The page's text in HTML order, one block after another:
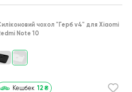
чохол "Герб v4" для Xiaomi
Note 10
Кешбек 12 ₴